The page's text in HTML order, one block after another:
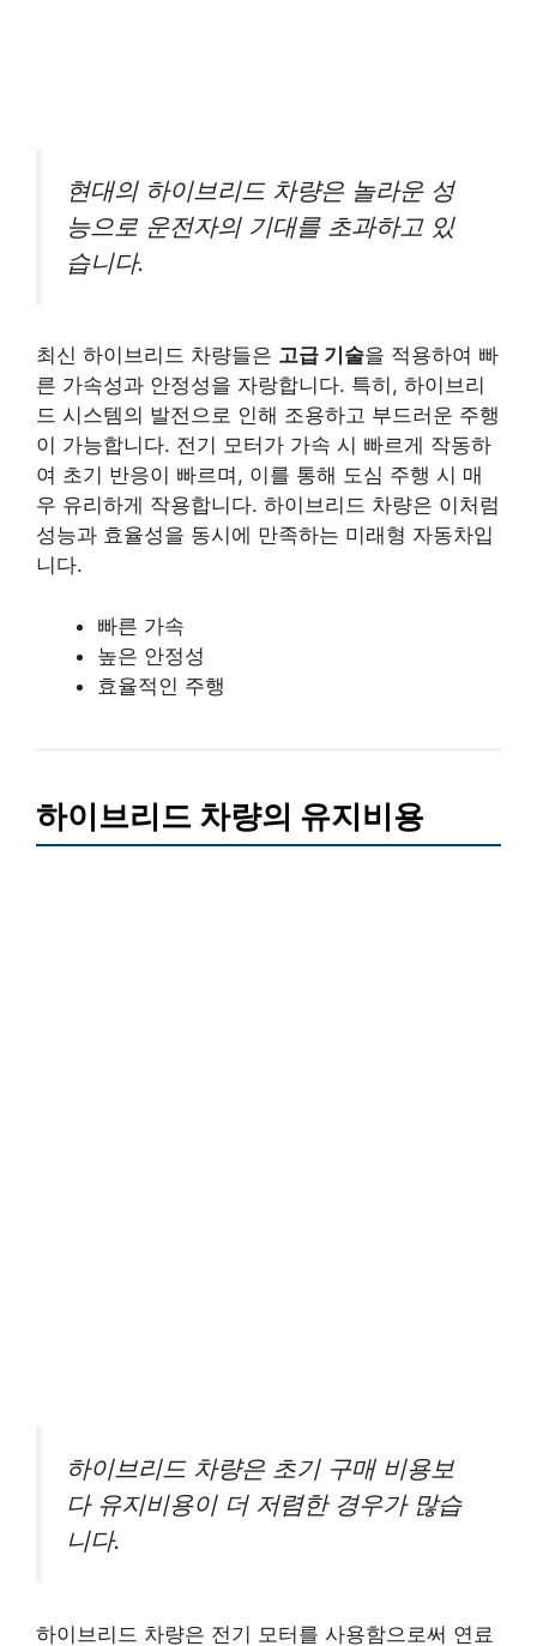
현대의 하이브리드 차량은 놀라운 성
능으로 운전자의 기대를 초과하고 있
습니다.
최신 하이브리드 차량들은 고급 기술을 적용하여 빠
른 가속성과 안정성을 자랑합니다. 특히, 하이브리
드 시스템의 발전으로 인해 조용하고 부드러운 주행
이 가능합니다. 전기 모터가 가속 시 빠르게 작동하
여 초기 반응이 빠르며, 이를 통해 도심 주행 시 매
우 유리하게 작용합니다. 하이브리드 차량은 이처럼
성능과 효율성을 동시에 만족하는 미래형 자동차입
니다.
빠른 가속
높은 안정성
효율적인 주행
하이브리드 차량의 유지비용
하이브리드 차량은 초기 구매 비용보
다 유지비용이 더 저렴한 경우가 많습
니다.
하이브리드 차량은 전기 모터를 사용함으로써 연료